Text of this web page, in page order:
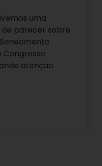
uma
parecer sobre
Congresso
atenção